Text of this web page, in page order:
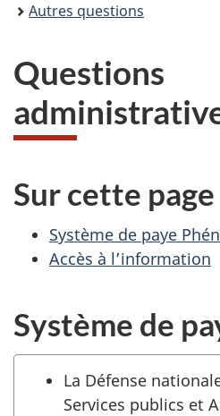
Autres questions
Questions
Sur cette page
Système de paye
Accès à l’information
Système de
La Défense
Services publics et